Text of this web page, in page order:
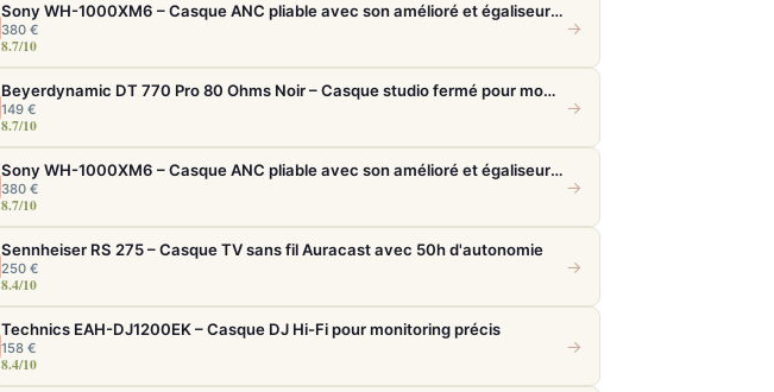
Sony WH-1000XM6 – Casque ANC pliable avec son amélioré et égaliseur réglable
380 €
8.7/10
→
Beyerdynamic DT 770 Pro 80 Ohms Noir – Casque studio fermé pour monitoring précis
149 €
8.7/10
→
Sony WH-1000XM6 – Casque ANC pliable avec son amélioré et égaliseur réglable
380 €
8.7/10
→
Sennheiser RS 275 – Casque TV sans fil Auracast avec 50h d'autonomie
250 €
8.4/10
→
Technics EAH-DJ1200EK – Casque DJ Hi-Fi pour monitoring précis
158 €
8.4/10
→